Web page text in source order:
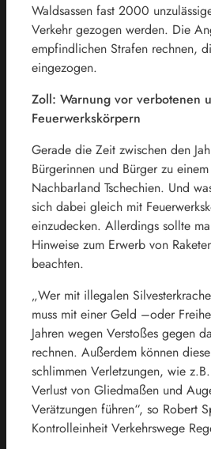
Waldsassen fast 2000
Verkehr gezogen werden. Die
empfindlichen Strafen rechnen,
eingezogen.
Zoll: Warnung vor verbotenen
Feuerwerkskörpern
Gerade die Zeit zwischen den
Bürgerinnen und Bürger zu
Nachbarland Tschechien. Und
sich dabei gleich mit
einzudecken. Allerdings sollte
Hinweise zum Erwerb von
beachten.
„Wer mit illegalen
muss mit einer Geld –oder
Jahren wegen Verstoßes gegen
rechnen. Außerdem können
schlimmen Verletzungen, wie
Verlust von Gliedmaßen und
Verätzungen führen“, so Robert
Kontrolleinheit Verkehrswege